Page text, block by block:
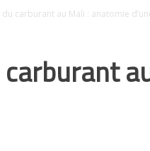
du carburant au Mali : anatomie